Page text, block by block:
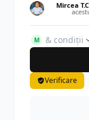
Mircea
M
& condiții
Verificare